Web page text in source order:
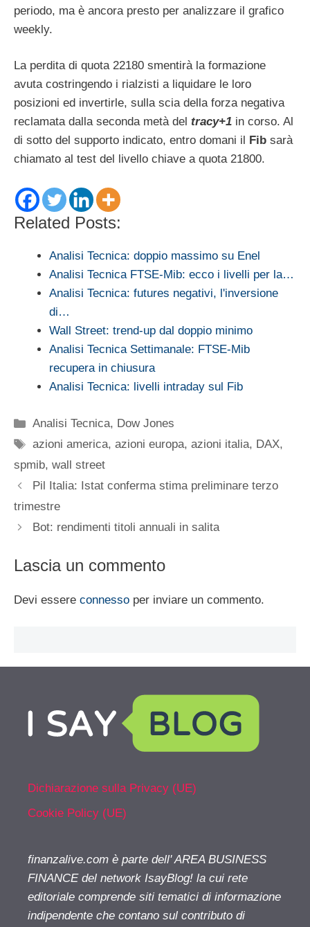
periodo, ma è ancora presto per analizzare il grafico
weekly.
La perdita di quota 22180 smentirà la formazione
avuta costringendo i rialzisti a liquidare le loro
posizioni ed invertirle, sulla scia della forza negativa
reclamata dalla seconda metà del tracy+1 in corso. Al
di sotto del supporto indicato, entro domani il
Fib sarà
chiamato al test del livello chiave a quota 21800.
Related Posts:
Analisi Tecnica: doppio massimo su Enel
Analisi Tecnica FTSE-Mib: ecco i livelli per la…
Analisi Tecnica: futures negativi, l'inversione
di…
Wall Street: trend-up dal doppio minimo
Analisi Tecnica Settimanale: FTSE-Mib
recupera in chiusura
Analisi Tecnica: livelli intraday sul Fib
Categorie
Analisi Tecnica, Dow Jones
Tag
azioni america,azioni europa,azioni italia, DAX,
spmib, wall street
Pil Italia: Istat conferma stima preliminare terzo
trimestre
Bot: rendimenti titoli annuali in salita
Lascia un commento
Devi essere connesso per inviare un commento.
Dichiarazione sulla Privacy (UE)
Cookie Policy (UE)
finanzalive.com è parte dell' AREA BUSINESS
FINANCE del network IsayBlog! la cui rete
editoriale comprende siti tematici di informazione
indipendente che contano sul contributo di